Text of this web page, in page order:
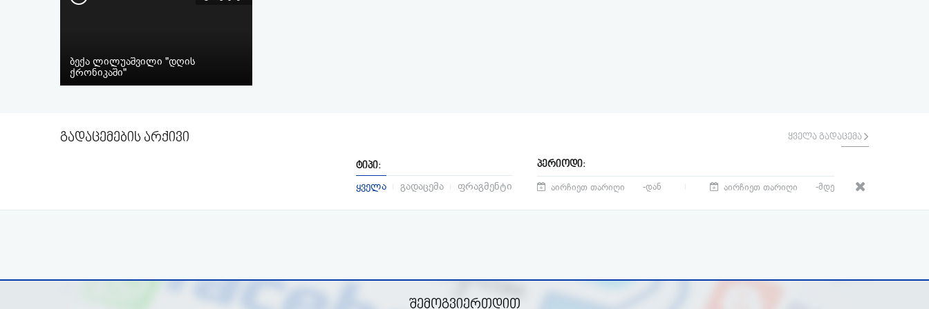
ბექა ლილუაშვილი "დღის
ქრონიკაში"
გადაცემების არქივი ყველა გადაცემა
ტიპი:
ყველა გადაცემა ფრაგმენტი
პერიოდი:
-დან
-მდე
შემოგვიერთდით